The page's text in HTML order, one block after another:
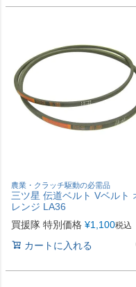
農業・クラッチ駆動の必需品
三ツ星 伝道ベルト Vベルト
レンジ LA36
買援隊 特別価格 ¥1,100税込
カートに入れる